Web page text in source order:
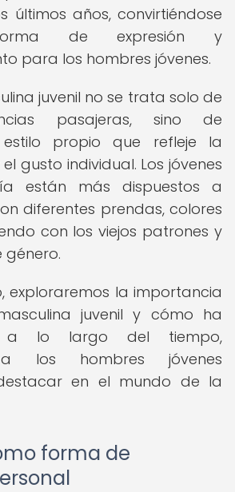
últimos años, convirtiéndose
de expresión y
para los hombres jóvenes.
juvenil no se trata solo de
pasajeras, sino de
propio que refleje la
gusto individual. Los jóvenes
están más dispuestos a
diferentes prendas, colores
con los viejos patrones y
género.
exploraremos la importancia
juvenil y cómo ha
a lo largo del tiempo,
a los hombres jóvenes
en el mundo de la
forma de